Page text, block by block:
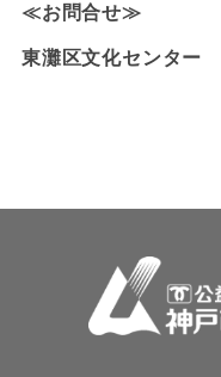
≪お問合せ≫
東灘区文化センター